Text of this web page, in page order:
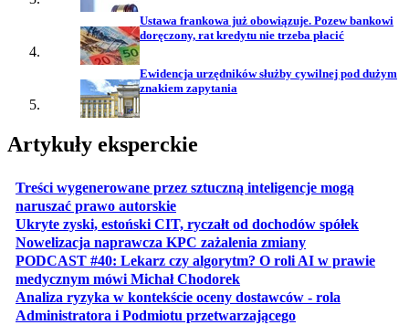
Ustawa frankowa już obowiązuje. Pozew bankowi
doręczony, rat kredytu nie trzeba płacić
Ewidencja urzędników służby cywilnej pod dużym
znakiem zapytania
Artykuły eksperckie
Treści wygenerowane przez sztuczną inteligencje mogą
naruszać prawo autorskieotwiera się w nowej karcie
Ukryte zyski, estoński CIT, ryczałt od dochodów spółekotwiera
Nowelizacja naprawcza KPC zażalenia zmianyotwiera się w
PODCAST #40: Lekarz czy algorytm? O roli AI w prawie
medycznym mówi Michał Chodorekotwiera się w nowej karcie
Analiza ryzyka w kontekście oceny dostawców - rola
Administratora i Podmiotu przetwarzającegootwiera się w